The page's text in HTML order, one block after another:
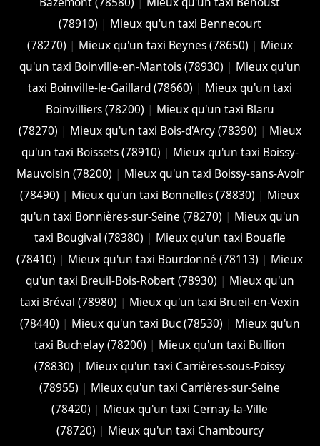
(78910) | Mieux qu'un taxi Bennecourt
(78270) | Mieux qu'un taxi Beynes (78650) | Mieux
qu'un taxi Boinville-en-Mantois (78930) | Mieux qu'un
taxi Boinville-le-Gaillard (78660) | Mieux qu'un taxi
Boinvilliers (78200) | Mieux qu'un taxi Blaru
(78270) | Mieux qu'un taxi Bois-d'Arcy (78390) | Mieux
qu'un taxi Boissets (78910) | Mieux qu'un taxi Boissy-
Mauvoisin (78200) | Mieux qu'un taxi Boissy-sans-Avoir
(78490) | Mieux qu'un taxi Bonnelles (78830) | Mieux
qu'un taxi Bonnières-sur-Seine (78270) | Mieux qu'un
taxi Bougival (78380) | Mieux qu'un taxi Bouafle
(78410) | Mieux qu'un taxi Bourdonné (78113) | Mieux
qu'un taxi Breuil-Bois-Robert (78930) | Mieux qu'un
taxi Bréval (78980) | Mieux qu'un taxi Brueil-en-Vexin
(78440) | Mieux qu'un taxi Buc (78530) | Mieux qu'un
taxi Buchelay (78200) | Mieux qu'un taxi Bullion
(78830) | Mieux qu'un taxi Carrières-sous-Poissy
(78955) | Mieux qu'un taxi Carrières-sur-Seine
(78420) | Mieux qu'un taxi Cernay-la-Ville
(78720) | Mieux qu'un taxi Chambourcy